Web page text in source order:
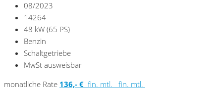
08/2023
14264
48 kW (65 PS)
Benzin
Schaltgetriebe
MwSt ausweisbar
monatliche Rate 136,- € fin. mtl. fin. mtl.